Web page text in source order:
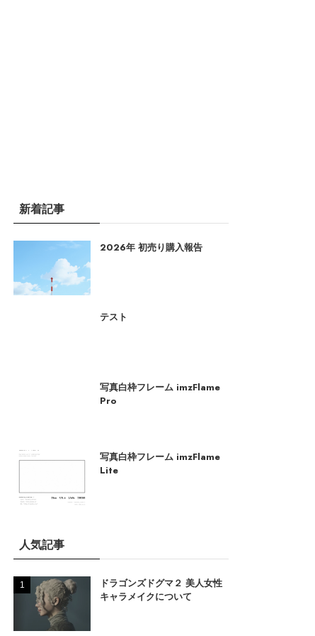
新着記事
2026年 初売り購入報告
テスト
写真白枠フレーム imzFlame
Pro
写真白枠フレーム imzFlame
Lite
人気記事
ドラゴンズドグマ２ 美人女性
キャラメイクについて